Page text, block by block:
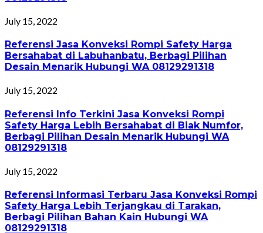
July 15, 2022
Referensi Jasa Konveksi Rompi Safety Harga
Bersahabat di Labuhanbatu, Berbagi Pilihan
Desain Menarik Hubungi WA 08129291318
July 15, 2022
Referensi Info Terkini Jasa Konveksi Rompi
Safety Harga Lebih Bersahabat di Biak Numfor,
Berbagi Pilihan Desain Menarik Hubungi WA
08129291318
July 15, 2022
Referensi Informasi Terbaru Jasa Konveksi Rompi
Safety Harga Lebih Terjangkau di Tarakan,
Berbagi Pilihan Bahan Kain Hubungi WA
08129291318